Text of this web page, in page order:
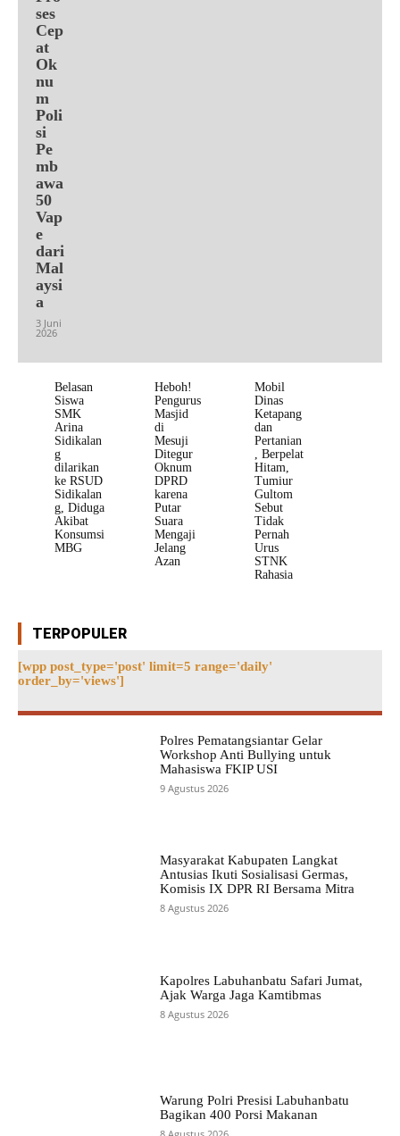
ses
Cep
at
Ok
nu
m
Poli
si
Pe
mb
awa
50
Vap
e
dari
Mal
aysi
a
3 Juni
2026
Belasan
Siswa
SMK
Arina
Sidikalan
g
dilarikan
ke RSUD
Sidikalan
g, Diduga
Akibat
Konsumsi
MBG
Heboh!
Pengurus
Masjid
di
Mesuji
Ditegur
Oknum
DPRD
karena
Putar
Suara
Mengaji
Jelang
Azan
Mobil
Dinas
Ketapang
dan
Pertanian
, Berpelat
Hitam,
Tumiur
Gultom
Sebut
Tidak
Pernah
Urus
STNK
Rahasia
TERPOPULER
[wpp post_type='post' limit=5 range='daily'
order_by='views']
Polres Pematangsiantar Gelar
Workshop Anti Bullying untuk
Mahasiswa FKIP USI
9 Agustus 2026
Masyarakat Kabupaten Langkat
Antusias Ikuti Sosialisasi Germas,
Komisis IX DPR RI Bersama Mitra
8 Agustus 2026
Kapolres Labuhanbatu Safari Jumat,
Ajak Warga Jaga Kamtibmas
8 Agustus 2026
Warung Polri Presisi Labuhanbatu
Bagikan 400 Porsi Makanan